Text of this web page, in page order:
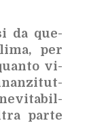
da que­
per
vi­
par­te